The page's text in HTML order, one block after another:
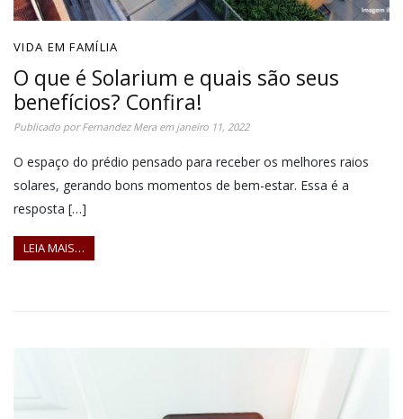
VIDA EM FAMÍLIA
O que é Solarium e quais são seus
benefícios? Confira!
Publicado porFernandez Meraem janeiro 11, 2022
O espaço do prédio pensado para receber os melhores raios
solares, gerando bons momentos de bem-estar. Essa é a
resposta […]
LEIA MAIS…